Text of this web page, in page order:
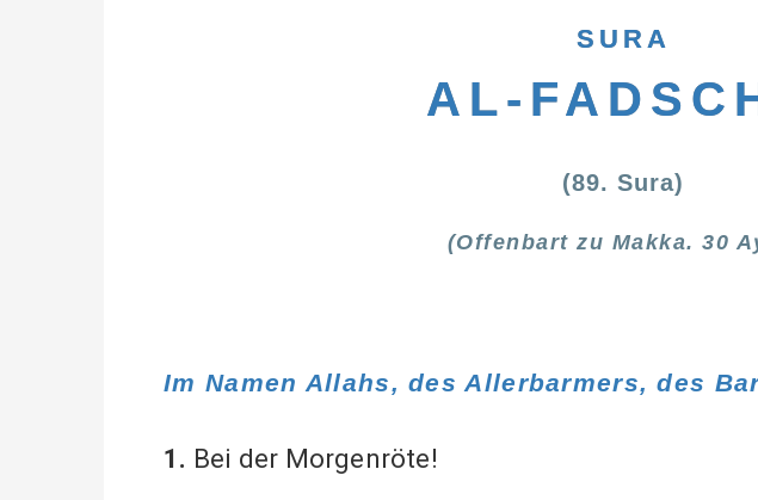
SURA
AL-
(89. Sura)
(Offenbart zu Makka. 30
Im Namen Allahs, des Allerbarmers, des
1. Bei der Morgenröte!